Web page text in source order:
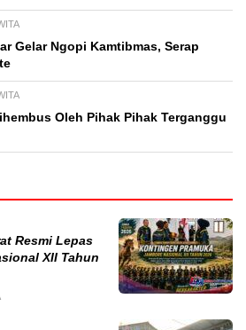
Gelar Ngopi Kamtibmas, Serap
Oleh Pihak Pihak Terganggu
Resmi Lepas
XII Tahun